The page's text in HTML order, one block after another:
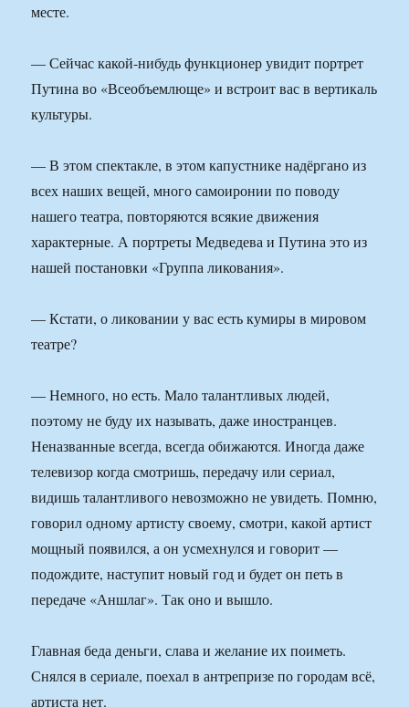
месте.
— Сейчас какой-нибудь функционер увидит портрет
Путина во «Всеобъемлюще» и встроит вас в вертикаль
культуры.
— В этом спектакле, в этом капустнике надёргано из
всех наших вещей, много самоиронии по поводу
нашего театра, повторяются всякие движения
характерные. А портреты Медведева и Путина это из
нашей постановки «Группа ликования».
— Кстати, о ликовании у вас есть кумиры в мировом
театре?
— Немного, но есть. Мало талантливых людей,
поэтому не буду их называть, даже иностранцев.
Неназванные всегда, всегда обижаются. Иногда даже
телевизор когда смотришь, передачу или сериал,
видишь талантливого невозможно не увидеть. Помню,
говорил одному артисту своему, смотри, какой артист
мощный появился, а он усмехнулся и говорит —
подождите, наступит новый год и будет он петь в
передаче «Аншлаг». Так оно и вышло.
Главная беда деньги, слава и желание их поиметь.
Снялся в сериале, поехал в антрепризе по городам всё,
артиста нет.